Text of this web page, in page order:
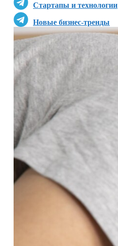
Стартапы и технологии
Новые бизнес-тренды